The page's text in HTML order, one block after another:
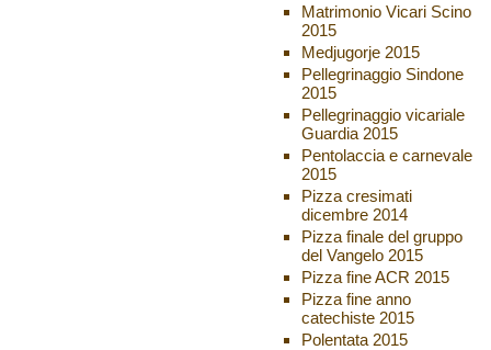
Matrimonio Vicari Scino
2015
Medjugorje 2015
Pellegrinaggio Sindone
2015
Pellegrinaggio vicariale
Guardia 2015
Pentolaccia e carnevale
2015
Pizza cresimati
dicembre 2014
Pizza finale del gruppo
del Vangelo 2015
Pizza fine ACR 2015
Pizza fine anno
catechiste 2015
Polentata 2015